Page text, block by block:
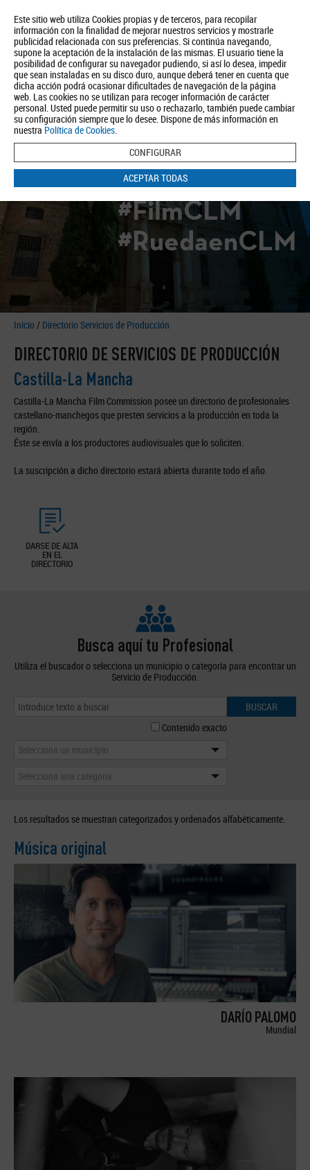
Este sitio web utiliza Cookies propias y de terceros, para recopilar
información con la finalidad de mejorar nuestros servicios y mostrarle
publicidad relacionada con sus preferencias. Si continúa navegando,
supone la aceptación de la instalación de las mismas. El usuario tiene la
posibilidad de configurar su navegador pudiendo, si así lo desea, impedir
que sean instaladas en su disco duro, aunque deberá tener en cuenta que
dicha acción podrá ocasionar dificultades de navegación de la página
web. Las cookies no se utilizan para recoger información de carácter
personal. Usted puede permitir su uso o rechazarlo, también puede cambiar
su configuración siempre que lo desee. Dispone de más información en
nuestra Política de Cookies.
CONFIGURAR
ACEPTAR TODAS
Quiénes somos Turismo Política de Privacidad Aviso Legal
Política de Cookies
BUSCAR
#FilmCLM
#RuedaenCLM
Inicio / Directorio Servicios de Producción
DIRECTORIO DE SERVICIOS DE PRODUCCIÓN
Castilla-La Mancha
Castilla-La Mancha Film Commission posee un directorio de profesionales
castellano-manchegos que presten servicios a la producción en toda la
región.
Éste se envía a los productores audiovisuales que lo soliciten.
La suscripción a dicho directorio estará abierta durante todo el año.
DARSE DE ALTA
EN EL
DIRECTORIO
Busca aquí tu Profesional
Utiliza el buscador o selecciona un municipio o categoría para encontrar un
Servicio de Producción.
BUSCAR
Contenido exacto
Selecciona un municipio
Selecciona una categoría
Los resultados se muestran categorizados y ordenados alfabéticamente.
Música original
DARÍO PALOMO
Mundial